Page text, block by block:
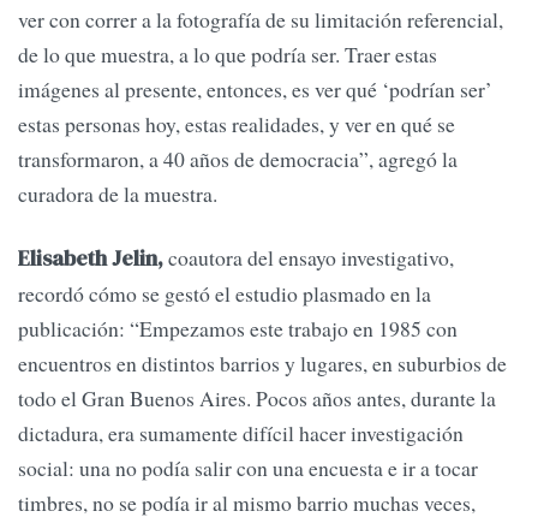
ver con correr a la fotografía de su limitación referencial,
de lo que muestra, a lo que podría ser. Traer estas
imágenes al presente, entonces, es ver qué ‘podrían ser’
estas personas hoy, estas realidades, y ver en qué se
transformaron, a 40 años de democracia”, agregó la
curadora de la muestra.
Elisabeth Jelin,coautora del ensayo investigativo,
recordó cómo se gestó el estudio plasmado en la
publicación: “Empezamos este trabajo en 1985 con
encuentros en distintos barrios y lugares, en suburbios de
todo el Gran Buenos Aires. Pocos años antes, durante la
dictadura, era sumamente difícil hacer investigación
social: una no podía salir con una encuesta e ir a tocar
timbres, no se podía ir al mismo barrio muchas veces,